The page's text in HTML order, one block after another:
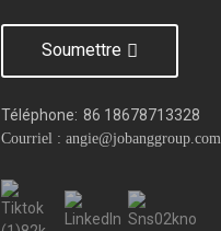
Soumettre
Téléphone: 86 18678713328
Courriel : angie@jobanggroup.com